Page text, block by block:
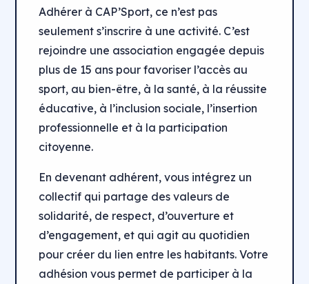
Adhérer à CAP’Sport, ce n’est pas
seulement s’inscrire à une activité. C’est
rejoindre une association engagée depuis
plus de 15 ans pour favoriser l’accès au
sport, au bien-être, à la santé, à la réussite
éducative, à l’inclusion sociale, l’insertion
professionnelle et à la participation
citoyenne.
En devenant adhérent, vous intégrez un
collectif qui partage des valeurs de
solidarité, de respect, d’ouverture et
d’engagement, et qui agit au quotidien
pour créer du lien entre les habitants. Votre
adhésion vous permet de participer à la